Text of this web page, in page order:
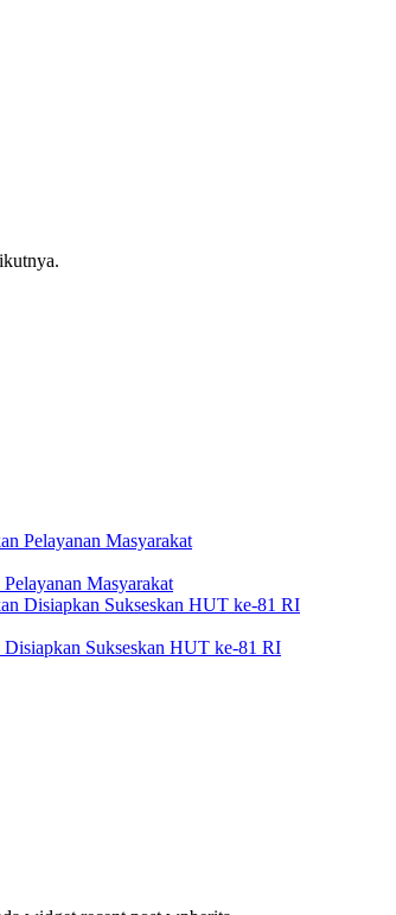
Masyarakat
Sukseskan HUT ke-81 RI